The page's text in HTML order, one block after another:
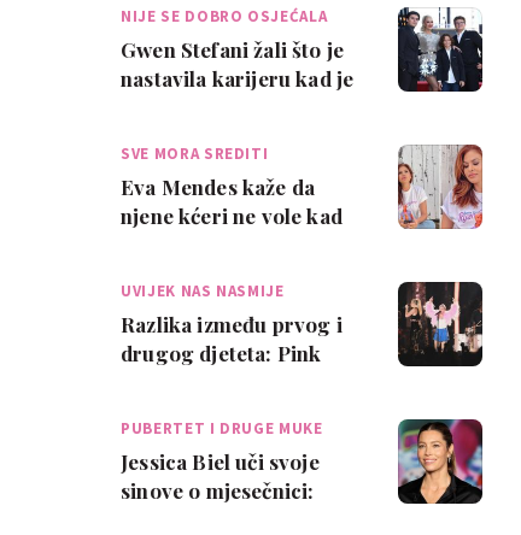
NIJE SE DOBRO OSJEĆALA
Gwen Stefani žali što je
nastavila karijeru kad je
SVE MORA SREDITI
Eva Mendes kaže da
njene kćeri ne vole kad
UVIJEK NAS NASMIJE
Razlika između prvog i
drugog djeteta: Pink
PUBERTET I DRUGE MUKE
Jessica Biel uči svoje
sinove o mjesečnici: